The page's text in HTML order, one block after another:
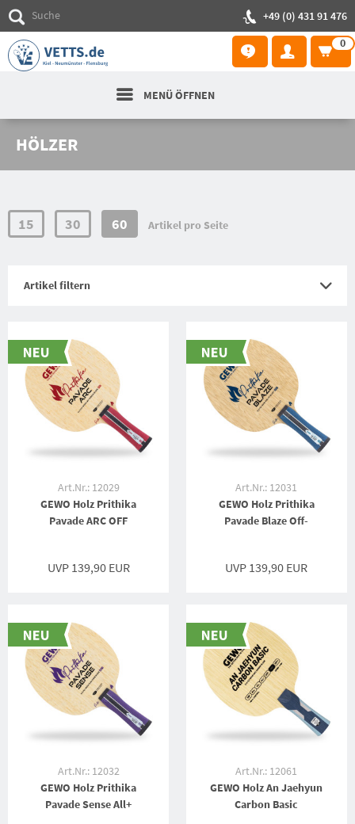
+49 (0) 431 91 476
0
MENÜ ÖFFNEN
HÖLZER
Artikel filtern
15 30 60 Artikel pro Seite
Art.Nr.: 12029
GEWO Holz Prithika
Pavade ARC OFF
UVP 139,90 EUR
Art.Nr.: 12031
GEWO Holz Prithika
Pavade Blaze Off-
UVP 139,90 EUR
Art.Nr.: 12032
GEWO Holz Prithika
Pavade Sense All+
Art.Nr.: 12061
GEWO Holz An Jaehyun
Carbon Basic